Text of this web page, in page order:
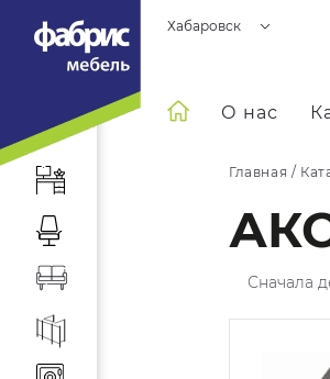
Хабаровск
О нас
Главная /
Сначала